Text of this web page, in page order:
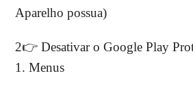
Aparelho possua)
2👉 Desativar o Google Play
1. Menus